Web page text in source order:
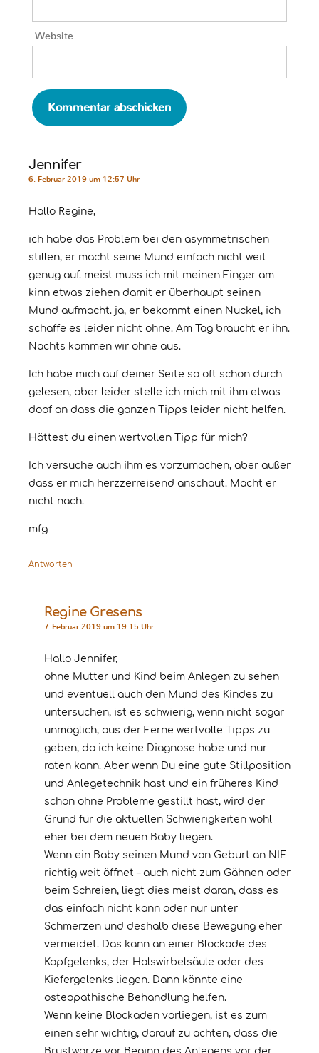
Website
Jennifer
6. Februar 2019 um 12:57 Uhr
Hallo Regine,
ich habe das Problem bei den asymmetrischen
stillen, er macht seine Mund einfach nicht weit
genug auf. meist muss ich mit meinen Finger am
kinn etwas ziehen damit er überhaupt seinen
Mund aufmacht. ja, er bekommt einen Nuckel, ich
schaffe es leider nicht ohne. Am Tag braucht er ihn.
Nachts kommen wir ohne aus.
Ich habe mich auf deiner Seite so oft schon durch
gelesen, aber leider stelle ich mich mit ihm etwas
doof an dass die ganzen Tipps leider nicht helfen.
Hättest du einen wertvollen Tipp für mich?
Ich versuche auch ihm es vorzumachen, aber außer
dass er mich herzzerreisend anschaut. Macht er
nicht nach.
mfg
Antworten
Regine Gresens
7. Februar 2019 um 19:15 Uhr
Hallo Jennifer,
ohne Mutter und Kind beim Anlegen zu sehen
und eventuell auch den Mund des Kindes zu
untersuchen, ist es schwierig, wenn nicht sogar
unmöglich, aus der Ferne wertvolle Tipps zu
geben, da ich keine Diagnose habe und nur
raten kann. Aber wenn Du eine gute Stillposition
und Anlegetechnik hast und ein früheres Kind
schon ohne Probleme gestillt hast, wird der
Grund für die aktuellen Schwierigkeiten wohl
eher bei dem neuen Baby liegen.
Wenn ein Baby seinen Mund von Geburt an NIE
richtig weit öffnet – auch nicht zum Gähnen oder
beim Schreien, liegt dies meist daran, dass es
das einfach nicht kann oder nur unter
Schmerzen und deshalb diese Bewegung eher
vermeidet. Das kann an einer Blockade des
Kopfgelenks, der Halswirbelsäule oder des
Kiefergelenks liegen. Dann könnte eine
osteopathische Behandlung helfen.
Wenn keine Blockaden vorliegen, ist es zum
einen sehr wichtig, darauf zu achten, dass die